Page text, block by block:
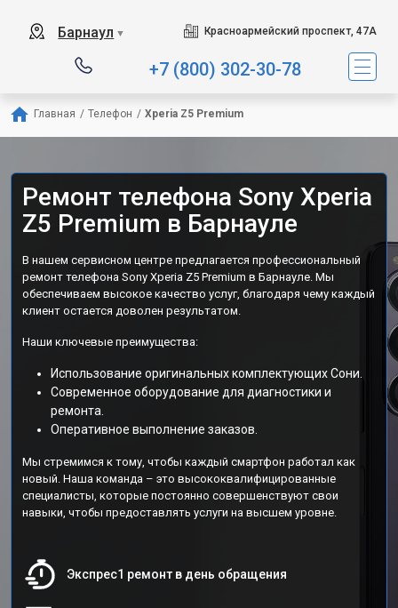
Барнаул ▼ Красноармейский проспект, 47А
+7 (800) 302-30-78
Главная / Телефон / Xperia Z5 Premium
Ремонт телефона Sony Xperia
Z5 Premium в Барнауле
В нашем сервисном центре предлагается профессиональный
ремонт телефона Sony Xperia Z5 Premium в Барнауле. Мы
обеспечиваем высокое качество услуг, благодаря чему каждый
клиент остается доволен результатом.
Наши ключевые преимущества:
Использование оригинальных комплектующих Сони.
Современное оборудование для диагностики и
ремонта.
Оперативное выполнение заказов.
Мы стремимся к тому, чтобы каждый смартфон работал как
новый. Наша команда – это высококвалифицированные
специалисты, которые постоянно совершенствуют свои
навыки, чтобы предоставлять услуги на высшем уровне.
Экспрес1 ремонт в день обращения